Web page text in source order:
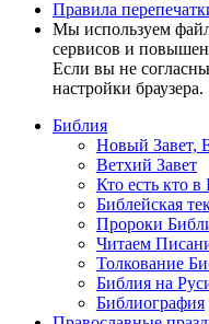
Правила
Мы используем
сервисов и
Если вы не
настройки браузера.
Библия
Новый Завет,
Ветхий Завет
Кто есть кто
Библейская
Пророки
Читаем
Толкование
Библия на
Библиография